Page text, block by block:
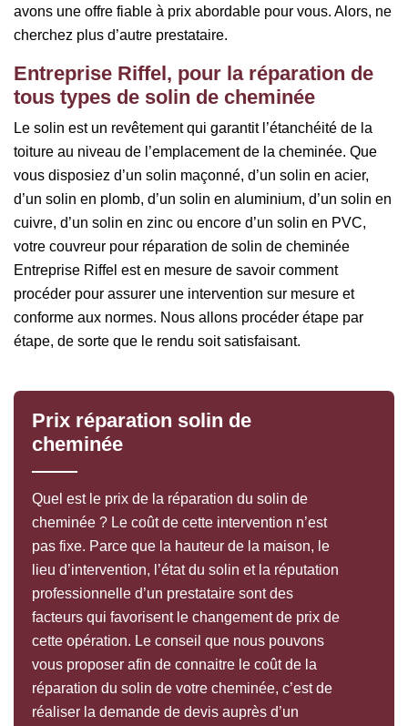
avons une offre fiable à prix abordable pour vous. Alors, ne
cherchez plus d’autre prestataire.
Entreprise Riffel, pour la réparation de
tous types de solin de cheminée
Le solin est un revêtement qui garantit l’étanchéité de la
toiture au niveau de l’emplacement de la cheminée. Que
vous disposiez d’un solin maçonné, d’un solin en acier,
d’un solin en plomb, d’un solin en aluminium, d’un solin en
cuivre, d’un solin en zinc ou encore d’un solin en PVC,
votre couvreur pour réparation de solin de cheminée
Entreprise Riffel est en mesure de savoir comment
procéder pour assurer une intervention sur mesure et
conforme aux normes. Nous allons procéder étape par
étape, de sorte que le rendu soit satisfaisant.
Prix réparation solin de
cheminée
Quel est le prix de la réparation du solin de
cheminée ? Le coût de cette intervention n’est
pas fixe. Parce que la hauteur de la maison, le
lieu d’intervention, l’état du solin et la réputation
professionnelle d’un prestataire sont des
facteurs qui favorisent le changement de prix de
cette opération. Le conseil que nous pouvons
vous proposer afin de connaitre le coût de la
réparation du solin de votre cheminée, c’est de
réaliser la demande de devis auprès d’un